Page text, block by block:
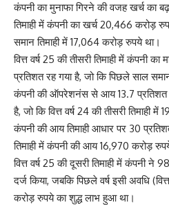
कंपनी का मुनाफा गिरने की वजह खर्च का
तिमाही में कंपनी का खर्च 20,466 करोड़
समान तिमाही में 17,064 करोड़ रुपये था।
वित्त वर्ष 25 की तीसरी तिमाही में कंपनी
प्रतिशत रह गया है, जो कि पिछले साल
कंपनी की ऑपरेशनंस से आय 13.7 प्रतिशत
है, जो कि वित्त वर्ष 24 की तीसरी तिमाही
कंपनी की आय तिमाही आधार पर 30
तिमाही में कंपनी की आय 16,970 करोड़
वित्त वर्ष 25 की दूसरी तिमाही में कंपनी ने
दर्ज किया, जबकि पिछले वर्ष इसी अवधि
करोड़ रुपये का शुद्ध लाभ हुआ था।